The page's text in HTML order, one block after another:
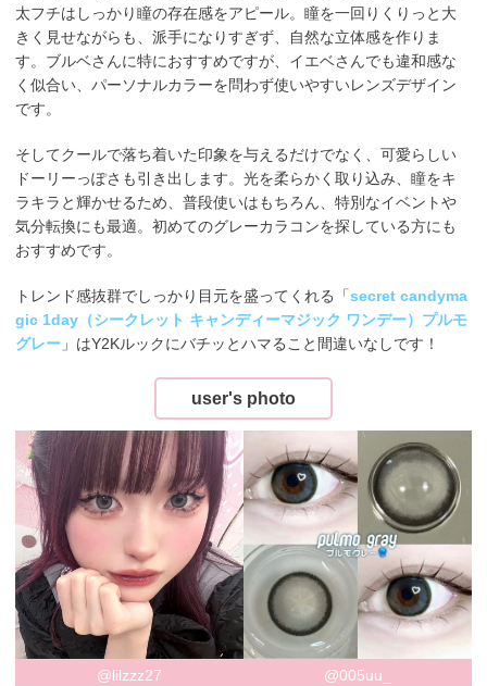
太フチはしっかり瞳の存在感をアピール。瞳を一回りくりっと大
きく見せながらも、派手になりすぎず、自然な立体感を作りま
す。ブルベさんに特におすすめですが、イエベさんでも違和感な
く似合い、パーソナルカラーを問わず使いやすいレンズデザイン
です。
そしてクールで落ち着いた印象を与えるだけでなく、可愛らしい
ドーリーっぽさも引き出します。光を柔らかく取り込み、瞳をキ
ラキラと輝かせるため、普段使いはもちろん、特別なイベントや
気分転換にも最適。初めてのグレーカラコンを探している方にも
おすすめです。
トレンド感抜群でしっかり目元を盛ってくれる「secret candyma
gic 1day（シークレット キャンディーマジック ワンデー）プルモ
グレー 」はY2Kルックにバチッとハマること間違いなしです！
user's photo
@lilzzz27 @005uu_